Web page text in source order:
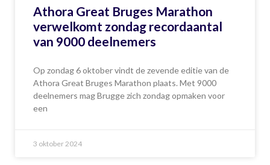
Athora Great Bruges Marathon
verwelkomt zondag recordaantal
van 9000 deelnemers
Op zondag 6 oktober vindt de zevende editie van de
Athora Great Bruges Marathon plaats. Met 9000
deelnemers mag Brugge zich zondag opmaken voor
een
3 oktober 2024